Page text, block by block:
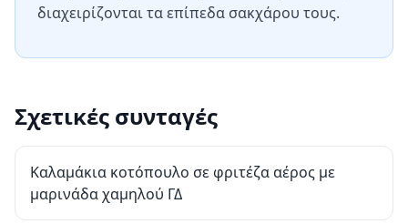
διαχειρίζονται τα επίπεδα σακχάρου τους.
Σχετικές συνταγές
Καλαμάκια κοτόπουλο σε φριτέζα αέρος με
μαρινάδα χαμηλού ΓΔ